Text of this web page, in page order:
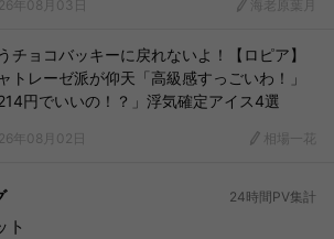
年08月03日 海老原葉月
チョコバッキーに戻れないよ！【ロピア】
トレーゼ派が仰天「高級感すっごいわ！」
214円でいいの！？」浮気確定アイス4選
年08月02日 相場一花
24時間PV集計
ト